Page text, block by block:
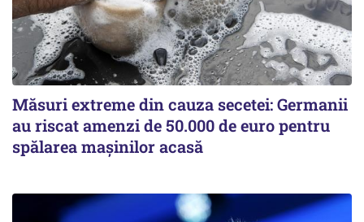
Măsuri extreme din cauza secetei: Germanii
au riscat amenzi de 50.000 de euro pentru
spălarea mașinilor acasă